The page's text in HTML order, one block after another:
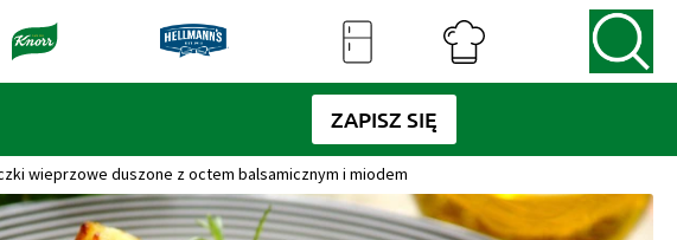
ZAPISZ SIĘ
wieprzowe duszone z octem balsamicznym i miodem